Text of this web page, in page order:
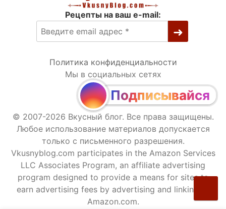
Рецепты на ваш e-mail:
Политика конфиденциальности
Мы в социальных сетях
Подписывайся
© 2007-2026 Вкусный блог. Все права защищены.
Любое использование материалов допускается
только с письменного разрешения.
Vkusnyblog.com participates in the Amazon Services
LLC Associates Program, an affiliate advertising
program designed to provide a means for sites to
earn advertising fees by advertising and linking to
Amazon.com.